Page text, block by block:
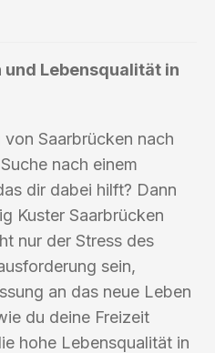
Lebensqualität in
Saarbrücken nach
nach einem
dir dabei hilft? Dann
Kuster Saarbrücken
nur der Stress des
sein,
an das neue Leben
du deine Freizeit
hohe Lebensqualität in